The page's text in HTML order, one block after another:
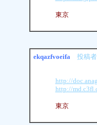
東京
ekqazfvoeifa 投稿者
http://
http://
東京